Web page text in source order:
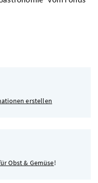
erstellen
Obst & Gemüse!